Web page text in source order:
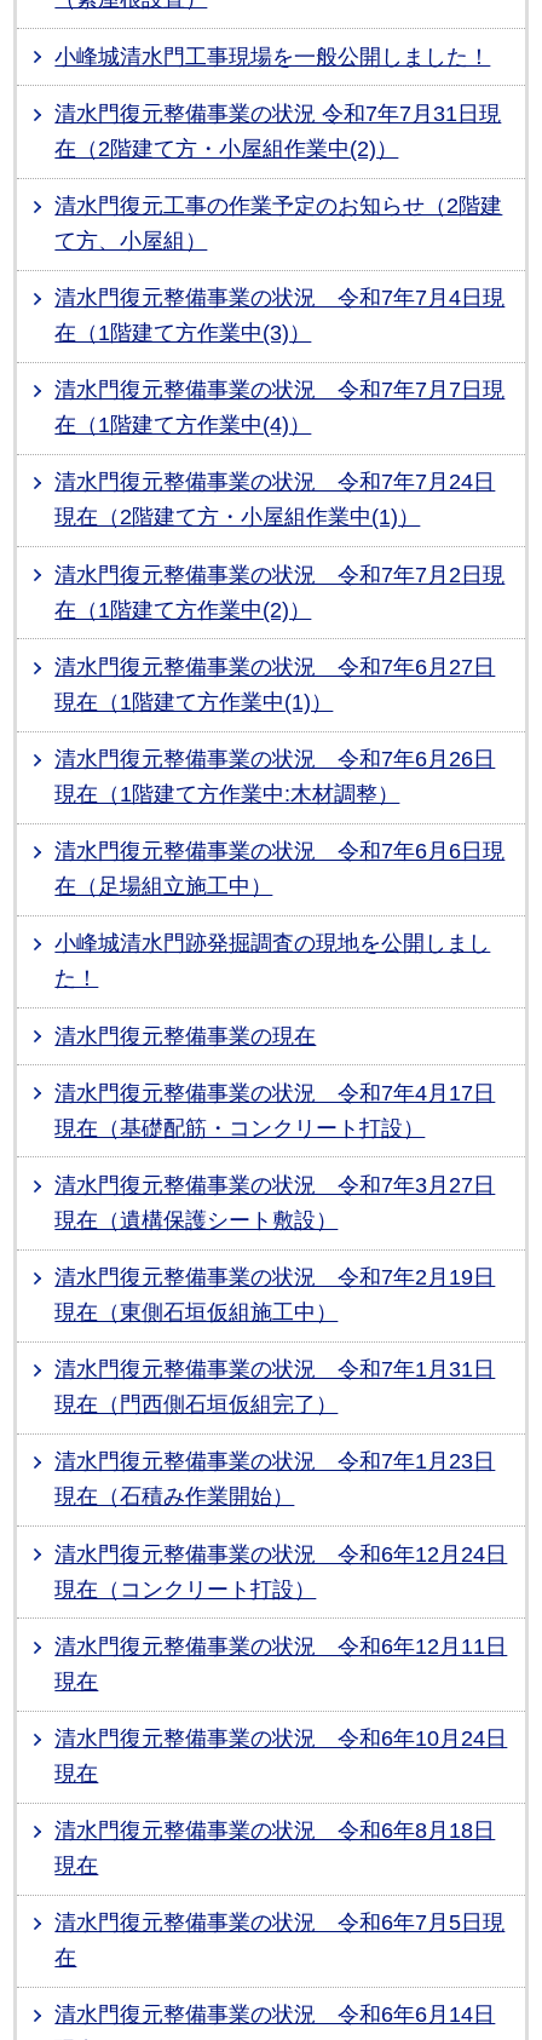
小峰城清水門工事現場を一般公開しました！
清水門復元整備事業の状況 令和7年7月31日現
在（2階建て方・小屋組作業中(2)）
清水門復元工事の作業予定のお知らせ（2階建
て方、小屋組）
清水門復元整備事業の状況 令和7年7月4日現
在（1階建て方作業中(3)）
清水門復元整備事業の状況 令和7年7月7日現
在（1階建て方作業中(4)）
清水門復元整備事業の状況 令和7年7月24日
現在（2階建て方・小屋組作業中(1)）
清水門復元整備事業の状況 令和7年7月2日現
在（1階建て方作業中(2)）
清水門復元整備事業の状況 令和7年6月27日
現在（1階建て方作業中(1)）
清水門復元整備事業の状況 令和7年6月26日
現在（1階建て方作業中:木材調整）
清水門復元整備事業の状況 令和7年6月6日現
在（足場組立施工中）
小峰城清水門跡発掘調査の現地を公開しまし
た！
清水門復元整備事業の現在
清水門復元整備事業の状況 令和7年4月17日
現在（基礎配筋・コンクリート打設）
清水門復元整備事業の状況 令和7年3月27日
現在（遺構保護シート敷設）
清水門復元整備事業の状況 令和7年2月19日
現在（東側石垣仮組施工中）
清水門復元整備事業の状況 令和7年1月31日
現在（門西側石垣仮組完了）
清水門復元整備事業の状況 令和7年1月23日
現在（石積み作業開始）
清水門復元整備事業の状況 令和6年12月24日
現在（コンクリート打設）
清水門復元整備事業の状況 令和6年12月11日
現在
清水門復元整備事業の状況 令和6年10月24日
現在
清水門復元整備事業の状況 令和6年8月18日
現在
清水門復元整備事業の状況 令和6年7月5日現
在
清水門復元整備事業の状況 令和6年6月14日